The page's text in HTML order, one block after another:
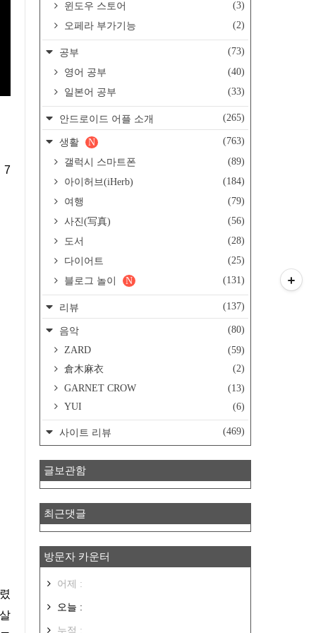
윈도우 스토어
(3)
오페라 부가기능
(2)
공부
(73)
영어 공부
(40)
일본어 공부
(33)
안드로이드 어플 소개 (265)
생활 (763)
N
갤럭시 스마트폰
(89)
아이허브(iHerb)
(184)
여행
(79)
사진(写真)
(56)
도서
(28)
다이어트
(25)
블로그 놀이
(131)
N
리뷰 (137)
음악
(80)
ZARD
(59)
倉木麻衣
(2)
GARNET CROW
(13)
YUI
(6)
사이트 리뷰 (469)
글보관함
최근댓글
방문자 카운터
어제 :
오늘 :
누적 :